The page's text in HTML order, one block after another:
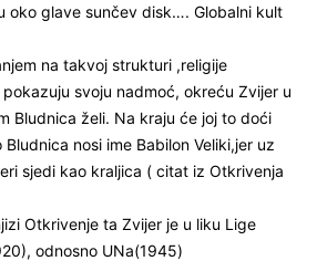
oko glave sunčev disk…. Globalni kult
na takvoj strukturi ,religije
svoju nadmoć, okreću Zvijer u
Bludnica želi. Na kraju će joj to doći
nosi ime Babilon Veliki,jer uz
sjedi kao kraljica ( citat iz Otkrivenja
Otkrivenje ta Zvijer je u liku Lige
odnosno UNa(1945)